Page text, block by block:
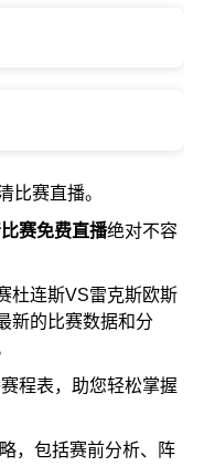
比赛直播。
赛免费直播绝对不容
杜连斯VS雷克斯欧斯
新的比赛数据和分
程表，助您轻松掌握
，包括赛前分析、阵